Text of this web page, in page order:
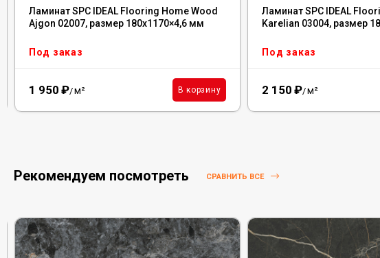
Ламинат SPC IDEAL Flooring Home Wood
Ajgon 02007, размер 180x1170×4,6 мм
Под заказ
1 950 ₽/м² В корзину
Ламинат SPC IDEAL
Karelian 03004, размер
Под заказ
2 150 ₽/м²
Рекомендуем посмотреть СРАВНИТЬ ВСЕ